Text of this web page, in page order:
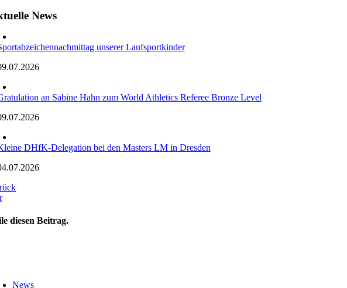
News
unserer Laufsportkinder
an Sabine Hahn zum World Athletics Referee Bronze Level
DHfK-Delegation bei den Masters LM in Dresden
diesen Beitrag.
News